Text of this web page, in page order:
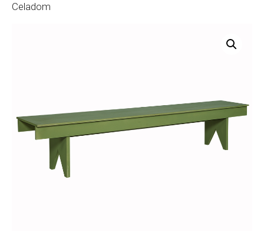
Celadom